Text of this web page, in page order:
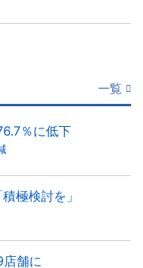
一覧
％に低下
極検討を」
舗に